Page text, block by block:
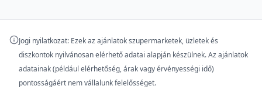
Jogi nyilatkozat: Ezek az ajánlatok szupermarketek, üzletek és
diszkontok nyilvánosan elérhető adatai alapján készülnek. Az ajánlatok
adatainak (például elérhetőség, árak vagy érvényességi idő)
pontosságáért nem vállalunk felelősséget.